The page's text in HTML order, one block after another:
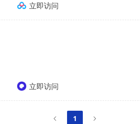
立即访问
立即访问
1